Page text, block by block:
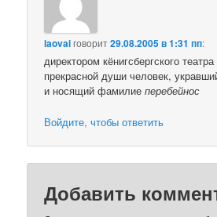
laovaiговорит29.08.2005 в 1:31 пп:
директором кёнигсбергского
прекрасной души человек,
и носящий фамилиеперебейнос
Войдите, чтобы ответить
Добавить